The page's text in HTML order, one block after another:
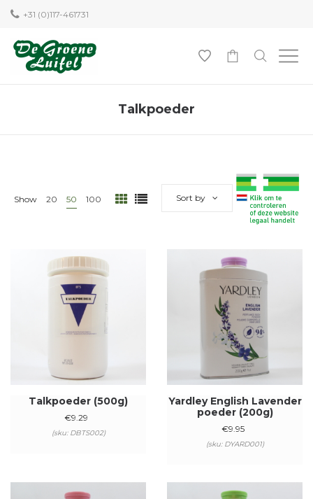
+31 (0)117-461731
Talkpoeder
Show 20 50 100 Sort by
Talkpoeder (500g)
€9.29
(sku: DBTS002)
Yardley English Lavender
poeder (200g)
€9.95
(sku: DYARD001)